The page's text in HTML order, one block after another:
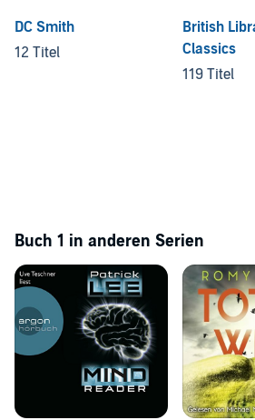
DC Smith
12 Titel
British
Classics
119 Titel
Buch 1 in anderen Serien